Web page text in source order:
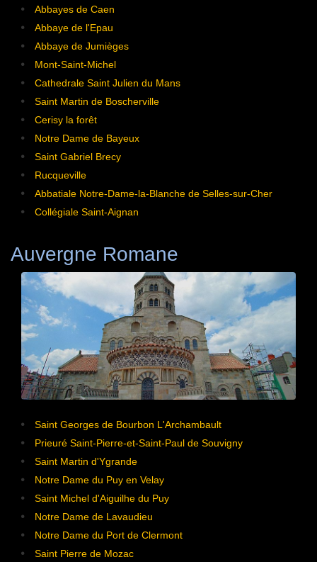
Abbayes de Caen
Abbaye de l'Epau
Abbaye de Jumièges
Mont-Saint-Michel
Cathedrale Saint Julien du Mans
Saint Martin de Boscherville
Cerisy la forêt
Notre Dame de Bayeux
Saint Gabriel Brecy
Rucqueville
Abbatiale Notre-Dame-la-Blanche de Selles-sur-Cher
Collégiale Saint-Aignan
Auvergne Romane
Saint Georges de Bourbon L'Archambault
Prieuré Saint-Pierre-et-Saint-Paul de Souvigny
Saint Martin d'Ygrande
Notre Dame du Puy en Velay
Saint Michel d'Aiguilhe du Puy
Notre Dame de Lavaudieu
Notre Dame du Port de Clermont
Saint Pierre de Mozac